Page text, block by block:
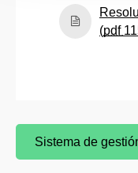
(pdf
(Abre una nueva
Sistema de